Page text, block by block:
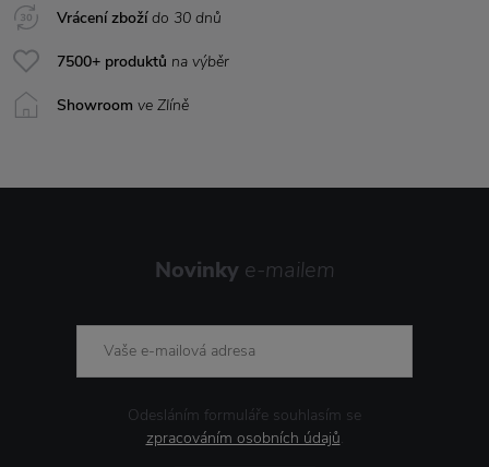
Vrácení zbožído 30 dnů
7500+ produktů na výběr
Showroom ve Zlíně
Novinky e-mailem
Odesláním formuláře souhlasím se
zpracováním osobních údajů.